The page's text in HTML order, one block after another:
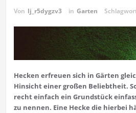
Von lj_r5dygzv3 in Garten
Hecken erfreuen sich in Gärten
Hinsicht einer großen Beliebtheit.
recht einfach ein Grundstück
zu nennen. Eine Hecke die hierbei